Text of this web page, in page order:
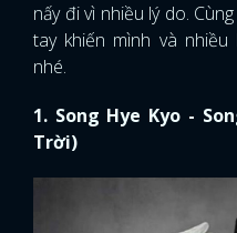
nấy đi vì nhiều lý do.
tay khiến mình và
nhé.
1. Song Hye Kyo -
Trời)